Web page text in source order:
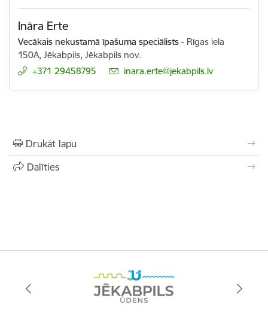
Ināra Erte
Vecākais nekustamā īpašuma speciālists - Rīgas iela
150A, Jēkabpils, Jēkabpils nov.
+371 29458795
E-pasts:
inara.erte@jekabpils.lv
Drukāt lapu
Dalīties